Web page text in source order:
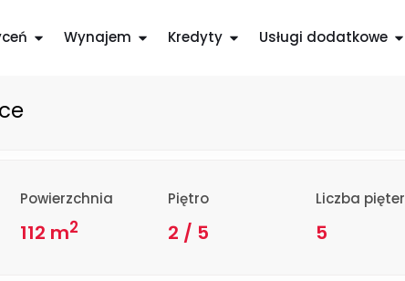
Wynajem Kredyty Usługi dodatkowe
m2 zawiera wszystkie
Powierzchnia
112 m2
Piętro
2 / 5
Liczba pięter
5